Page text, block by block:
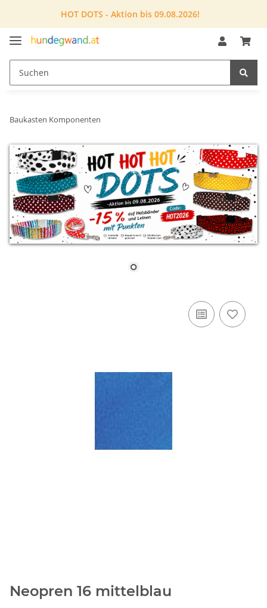
HOT DOTS - Aktion bis 09.08.2026!
Baukasten Komponenten
Neopren 16 mittelblau